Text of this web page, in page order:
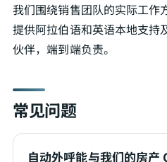
我们围绕销售团队的实际工作
提供阿拉伯语和英语本地支持
伙伴，端到端负责。
常见问题
自动外呼能与我们的房产